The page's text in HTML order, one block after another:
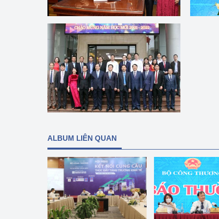
hiệu quả
Khoa học, công
tạo
Thông báo
Bảo vệ môi trường
Bảo vệ nền tảng tư
Thị trường nước
Thị trường trong
Ngành Công
ALBUM LIÊN QUAN